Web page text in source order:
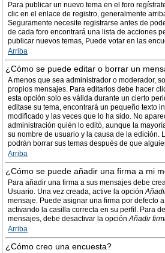
Para publicar un nuevo tema en el foro
clic en el enlace de registro, generalmente
Seguramente necesite registrarse antes de
de cada foro encontrará una lista de acciones
publicar nuevos temas, Puede votar en las
Arriba
¿Cómo se puede editar o borrar un
A menos que sea administrador o moderador,
propios mensajes. Para editarlos debe hacer
esta opción solo es válida durante un cierto
editase su tema, encontrará un pequeño texto
modificado y las veces que lo ha sido. No
administración quién lo editó, aunque la
su nombre de usuario y la causa de la edición.
podrán borrar sus temas después de que
Arriba
¿Cómo se puede añadir una firma a mi
Para añadir una firma a sus mensajes debe
Usuario. Una vez creada, active la opción
mensaje. Puede asignar una firma por defecto
activando la casilla correcta en su perfil. Para
mensajes, debe desactivar la opciónAñadir
Arriba
¿Cómo creo una encuesta?